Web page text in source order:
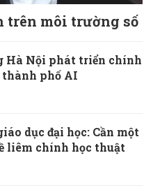
trên môi trường số
Hà Nội phát triển chính
thành phố AI
dục đại học: Cần một
liêm chính học thuật